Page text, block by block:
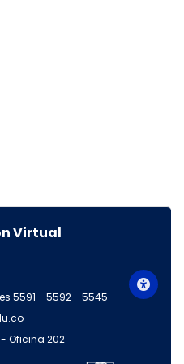
Virtual
5591 - 5592 - 5545
- Oficina 202